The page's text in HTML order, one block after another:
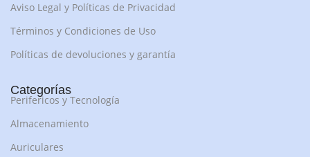
Aviso Legal y Políticas de Privacidad
Términos y Condiciones de Uso
Políticas de devoluciones y garantía
Categorías
Perifericos y Tecnología
Almacenamiento
Auriculares